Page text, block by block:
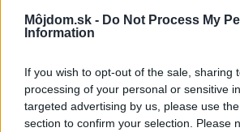
Môjdom.sk - Do Not Process My
Information
If you wish to opt-out of the sale, sharing
processing of your personal or sensitive
targeted advertising by us, please use
section to confirm your selection. Please